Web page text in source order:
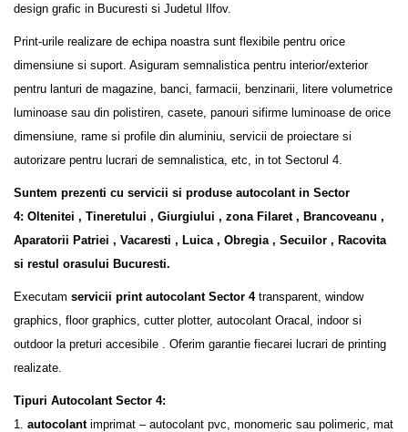
design grafic in Bucuresti si Judetul Ilfov.
Print-urile realizare de echipa noastra sunt flexibile pentru orice
dimensiune si suport. Asiguram semnalistica pentru interior/exterior
pentru lanturi de magazine, banci, farmacii, benzinarii, litere volumetrice
luminoase sau din polistiren, casete, panouri sifirme luminoase de orice
dimensiune, rame si profile din aluminiu, servicii de proiectare si
autorizare pentru lucrari de semnalistica, etc, in tot Sectorul 4.
Suntem prezenti cu servicii si produse autocolant in Sector
4: Oltenitei , Tineretului , Giurgiului , zona Filaret , Brancoveanu ,
Aparatorii Patriei , Vacaresti , Luica , Obregia , Secuilor , Racovita
si restul orasului Bucuresti.
Executam servicii print autocolant Sector 4transparent, window
graphics, floor graphics, cutter plotter, autocolant Oracal, indoor si
outdoor la preturi accesibile . Oferim garantie fiecarei lucrari de printing
realizate.
Tipuri Autocolant Sector 4:
1. autocolantimprimat – autocolant pvc, monomeric sau polimeric, mat